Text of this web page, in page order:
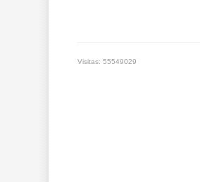
Visitas: 55549029